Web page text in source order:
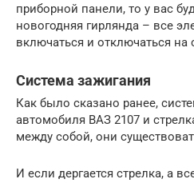
приборной панели, то у вас
новогодняя гирлянда – все
включаться и отключаться на
Система зажигания
Как было сказано ранее,
автомобиля ВАЗ 2107 и
между собой, они
И если дергается стрелка, а